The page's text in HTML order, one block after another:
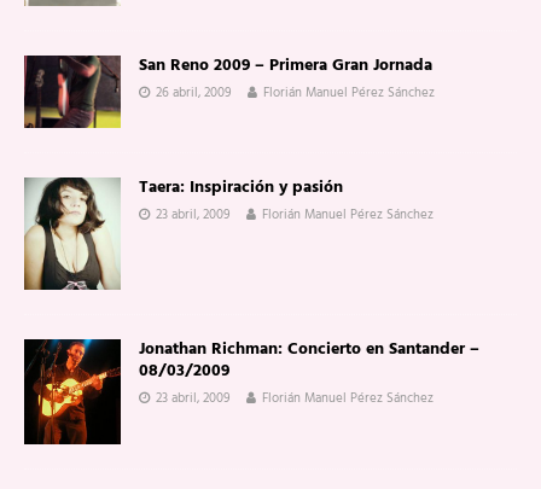
San Reno 2009 – Primera Gran Jornada
26 abril, 2009 Florián Manuel Pérez Sánchez
Taera: Inspiración y pasión
23 abril, 2009 Florián Manuel Pérez Sánchez
Jonathan Richman: Concierto en Santander –
08/03/2009
23 abril, 2009 Florián Manuel Pérez Sánchez